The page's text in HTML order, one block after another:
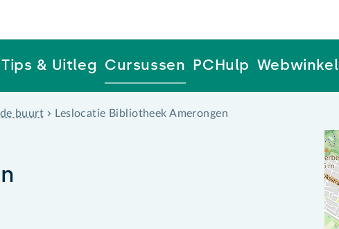
Tips & Uitleg Cursussen PCHulp Webwinkel
buurt Leslocatie Bibliotheek Amerongen